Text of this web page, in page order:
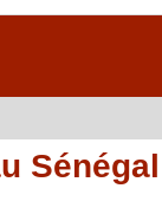
Sénégal